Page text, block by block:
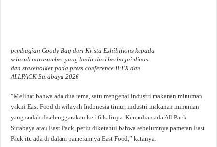
pembagian Goody Bag dari Krista Exhibitions kepada
seluruh narasumber yang hadir dari berbagai dinas
dan stakeholder pada press conference IFEX dan
ALLPACK Surabaya 2026
“Melihat bahwa ada dua tema, satu mengenai industri makanan minuman
yakni East Food di wilayah Indonesia timur, industri makanan minuman
yang sudah diselenggarakan ke 16 kalinya. Kemudian ada All Pack
Surabaya atau East Pack, perlu diketahui bahwa sebelumnya pameran East
Pack itu ada di dalam pamerannya East Food,” katanya.